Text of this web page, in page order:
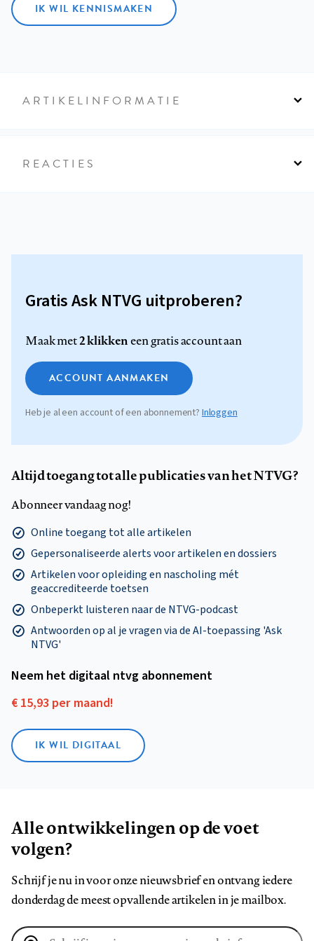
IK WIL KENNISMAKEN
ARTIKELINFORMATIE
REACTIES
Gratis Ask NTVG uitproberen?
Maak met2 klikkeneen gratis account aan
ACCOUNT AANMAKEN
Heb je al een account of een abonnement? Inloggen
Altijd toegang tot alle publicaties van het NTVG?
Abonneer vandaag nog!
Online toegang tot alle artikelen
Gepersonaliseerde alerts voor artikelen en dossiers
Artikelen voor opleiding en nascholing mét
geaccrediteerde toetsen
Onbeperkt luisteren naar de NTVG-podcast
Antwoorden op al je vragen via de AI-toepassing 'Ask
NTVG'
Neem het digitaal ntvg abonnement
€ 15,93 per maand!
IK WIL DIGITAAL
Alle ontwikkelingen op de voet
volgen?
Schrijf je nu in voor onze nieuwsbrief en ontvang iedere
donderdag de meest opvallende artikelen in je mailbox.